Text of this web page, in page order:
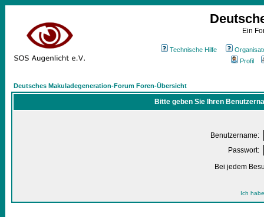
Ein
Technische Hilfe
Profil
Deutsches Makuladegeneration-Forum Foren-Übersicht
Bitte geben Sie Ihren
Benutzername:
Passwort:
Bei jedem
Ich